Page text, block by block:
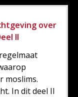
over
II
moslims.
In dit deel II